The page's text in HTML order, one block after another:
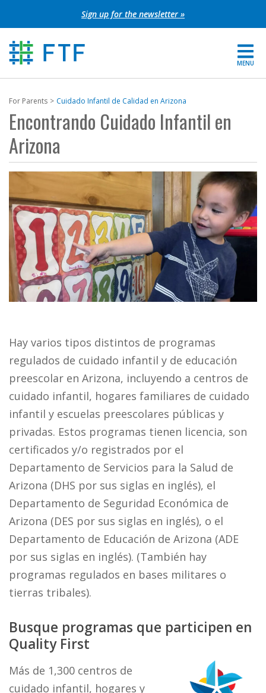
to
content
Sign up for the newsletter »
MENU
About FTF
Grants
FIND YOUR REGION
EXTRANET
SEARCH SITE
For Parents Cuidado Infantil de Calidad en Arizona
Encontrando Cuidado Infantil en
Arizona
Hay varios tipos distintos de programas
regulados de cuidado infantil y de educación
preescolar en Arizona, incluyendo a centros de
cuidado infantil, hogares familiares de cuidado
infantil y escuelas preescolares públicas y
privadas. Estos programas tienen licencia, son
certificados y/o registrados por el
Departamento de Servicios para la Salud de
Arizona (DHS por sus siglas en inglés), el
Departamento de Seguridad Económica de
Arizona (DES por sus siglas en inglés), o el
Departamento de Educación de Arizona (ADE
por sus siglas en inglés). (También hay
programas regulados en bases militares o
tierras tribales).
Busque programas que participen en
Quality First
Más de 1,300 centros de
cuidado infantil, hogares y